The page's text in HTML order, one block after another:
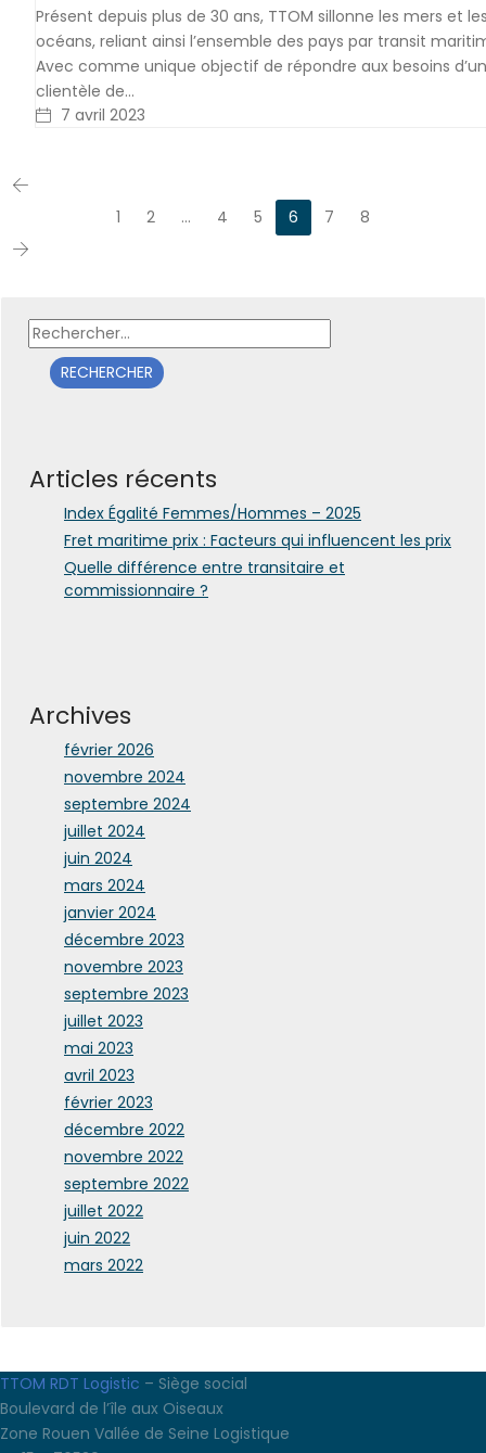
Présent depuis plus de 30 ans, TTOM sillonne les mers et
océans, reliant ainsi l’ensemble des pays par transit
Avec comme unique objectif de répondre aux besoins
clientèle de…
7 avril 2023
1 2 … 4 5 6 7 8
Rechercher :
Articles récents
Index Égalité Femmes/Hommes – 2025
Fret maritime prix : Facteurs qui influencent les prix
Quelle différence entre transitaire et
commissionnaire ?
Archives
février 2026
novembre 2024
septembre 2024
juillet 2024
juin 2024
mars 2024
janvier 2024
décembre 2023
novembre 2023
septembre 2023
juillet 2023
mai 2023
avril 2023
février 2023
décembre 2022
novembre 2022
septembre 2022
juillet 2022
juin 2022
mars 2022
TTOM RDT Logistic – Siège social
Boulevard de l’île aux Oiseaux
Zone Rouen Vallée de Seine Logistique